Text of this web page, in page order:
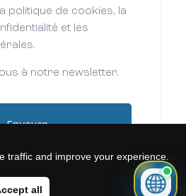
politique de cookies, la
et les
à notre newsletter.
Envoyer
traffic and improve your experience.
all